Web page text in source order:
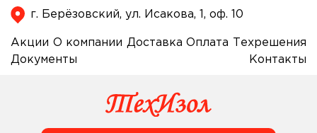
г. Берёзовский, ул. Исакова, 1, оф. 10
Акции О компании Доставка Оплата
Техрешения
Документы
Контакты